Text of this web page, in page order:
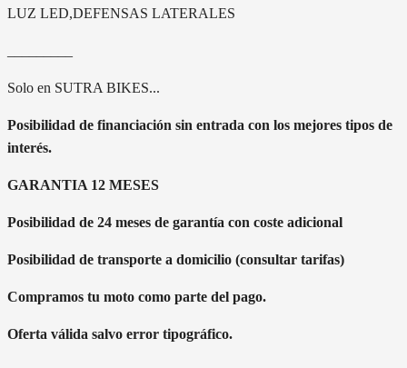
LUZ LED,DEFENSAS LATERALES
Solo en SUTRA BIKES...
Posibilidad de financiación sin entrada con los mejores tipos de
interés.
GARANTIA 12 MESES
Posibilidad de 24 meses de garantía con coste adicional
Posibilidad de transporte a domicilio (consultar tarifas)
Compramos tu moto como parte del pago.
Oferta válida salvo error tipográfico.